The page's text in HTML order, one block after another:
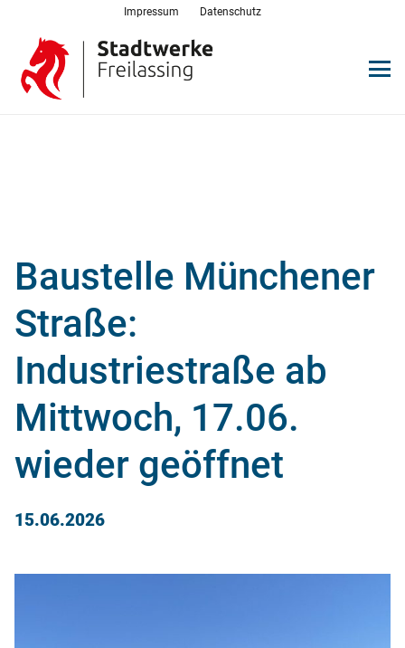
Impressum Datenschutz
Baustelle Münchener
Straße:
Industriestraße ab
Mittwoch, 17.06.
wieder geöffnet
15.06.2026